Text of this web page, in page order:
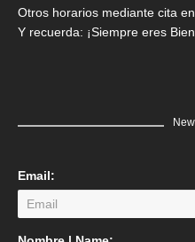
LEER MÁS
Otros horarios mediante cita
Y recuerda: ¡Siempre eres
Email: